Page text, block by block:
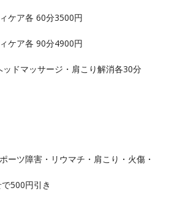
ケア各 60分3500円
ケア各 90分4900円
ドマッサージ・肩こり解消各30分
ーツ障害・リウマチ・肩こり・火傷・
500円引き